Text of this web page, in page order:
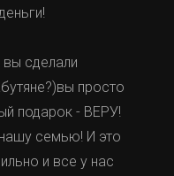
сделали
просто
подарок - ВЕРУ!
семью! И это
и все у нас